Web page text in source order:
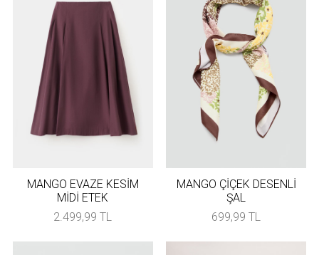
MANGO EVAZE KESİM
MİDİ ETEK
2.499,99 TL
MANGO ÇİÇEK DESENLİ
ŞAL
699,99 TL